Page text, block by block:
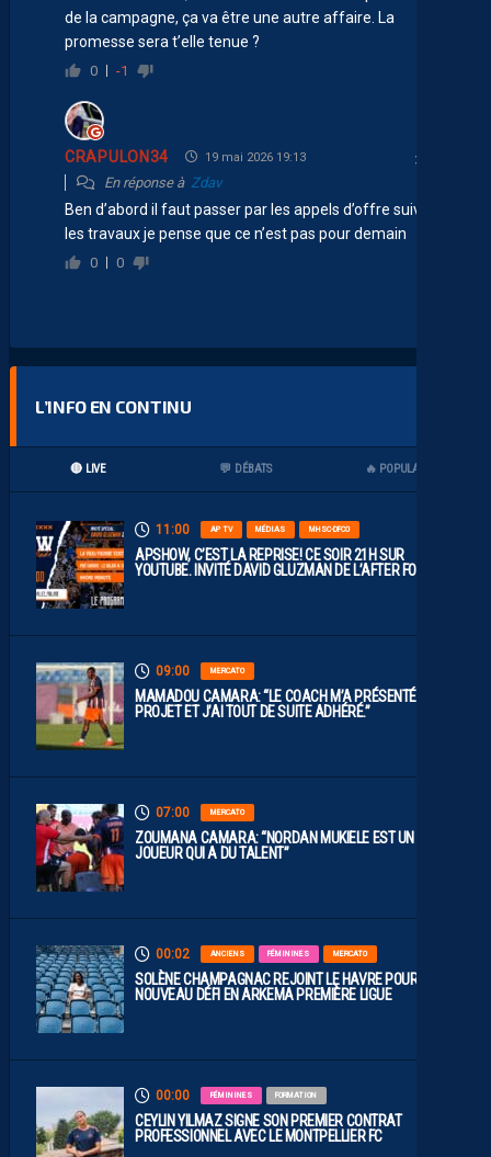
de la campagne, ça va être une autre affaire. La
promesse sera t’elle tenue ?
0 -1
CRAPULON34 19 mai 2026 19:13
En réponse à Zdav
Ben d’abord il faut passer par les appels d’offre suivant
les travaux je pense que ce n’est pas pour demain
0 0
L’INFO EN CONTINU
🔴 LIVE 💬 DÉBATS 🔥 POPULAIRES
11:00 AP TV MÉDIAS MHSC-DFCO
APSHOW, C’EST LA REPRISE! CE SOIR 21H SUR
YOUTUBE. INVITÉ DAVID GLUZMAN DE L’AFTER FOOT.
09:00 MERCATO
MAMADOU CAMARA: “LE COACH M’A PRÉSENTÉ LE
PROJET ET J’AI TOUT DE SUITE ADHÉRÉ.”
07:00 MERCATO
ZOUMANA CAMARA: “NORDAN MUKIELE EST UN
JOUEUR QUI A DU TALENT”
00:02 ANCIENS FÉMININES MERCATO
SOLÈNE CHAMPAGNAC REJOINT LE HAVRE POUR UN
NOUVEAU DÉFI EN ARKEMA PREMIÈRE LIGUE
00:00 FÉMININES FORMATION
CEYLIN YILMAZ SIGNE SON PREMIER CONTRAT
PROFESSIONNEL AVEC LE MONTPELLIER FC